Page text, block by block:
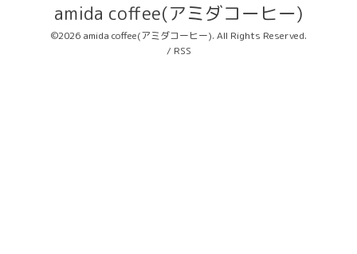
amida coffee(アミダコーヒー)
©2026 amida coffee(アミダコーヒー). All Rights Reserved.
/ RSS